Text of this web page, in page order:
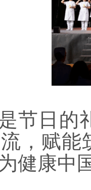
节日的
，赋能
健康中